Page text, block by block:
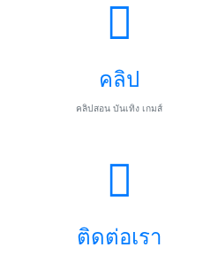
คลิป
คลิปสอน บันเทิง เกมส์
ติดต่อเรา